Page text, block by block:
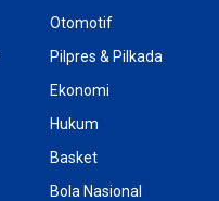
Otomotif
Pilpres & Pilkada
Ekonomi
Hukum
Basket
Bola Nasional